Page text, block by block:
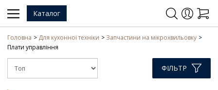
Каталог
Головна Для кухонної техніки
Запчастини на мікрохвильовку
Плати управління
ФІЛЬТР